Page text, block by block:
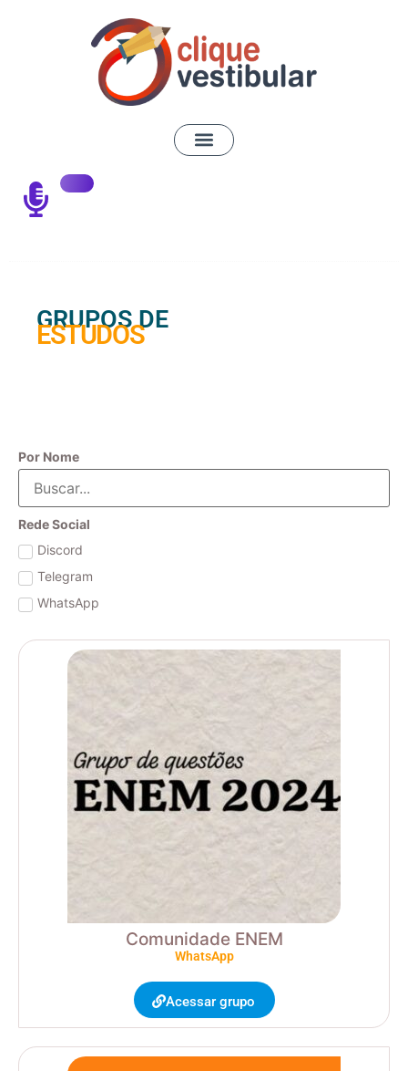
GRUPOS DE
ESTUDOS
Por Nome
Rede Social
Discord
Telegram
WhatsApp
Comunidade ENEM
WhatsApp
Acessar grupo